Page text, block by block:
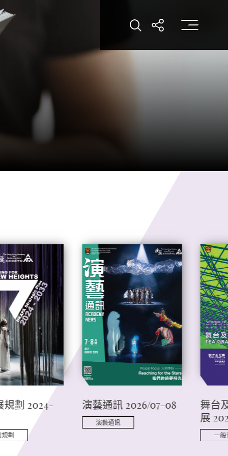
打開搜索打開分享打
規劃 2024-
劃
演藝通訊 2026/07-08
演藝通訊
舞台
展
一般